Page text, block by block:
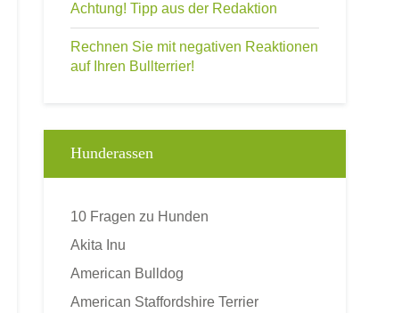
Achtung! Tipp aus der Redaktion
Rechnen Sie mit negativen Reaktionen
auf Ihren Bullterrier!
Hunderassen
10 Fragen zu Hunden
Akita Inu
American Bulldog
American Staffordshire Terrier